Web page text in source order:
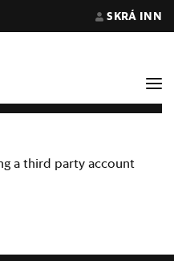
SKRÁ INN
a third party account